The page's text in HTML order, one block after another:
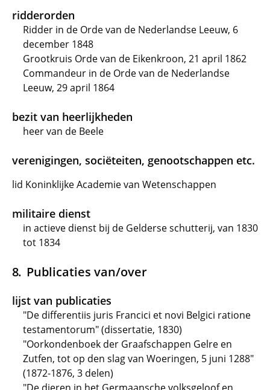
ridderorden
Ridder in de Orde van de Nederlandse Leeuw, 6
december 1848
Grootkruis Orde van de Eikenkroon, 21 april 1862
Commandeur in de Orde van de Nederlandse
Leeuw, 29 april 1864
bezit van heerlijkheden
heer van de Beele
verenigingen, sociëteiten, genootschappen etc.
lid Koninklijke Academie van Wetenschappen
militaire dienst
in actieve dienst bij de Gelderse schutterij, van 1830
tot 1834
Publicaties van/over
lijst van publicaties
"De differentiis juris Francici et novi Belgici ratione
testamentorum" (dissertatie, 1830)
"Oorkondenboek der Graafschappen Gelre en
Zutfen, tot op den slag van Woeringen, 5 juni 1288"
(1872-1876, 3 delen)